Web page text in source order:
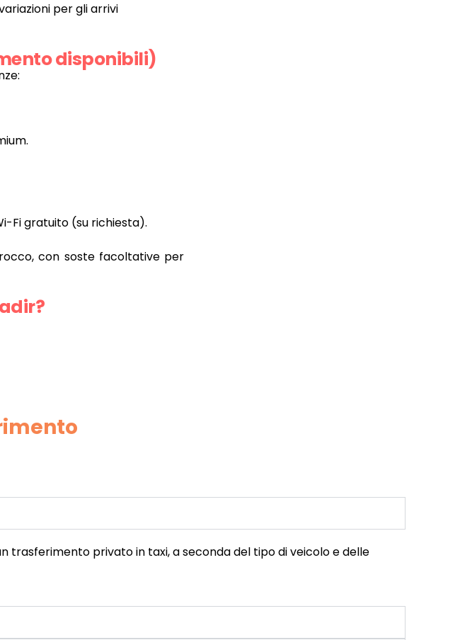
per gli arrivi
disponibili)
Fi gratuito (su richiesta).
con soste facoltative per
trasferimento privato in taxi, a seconda del tipo di veicolo e delle